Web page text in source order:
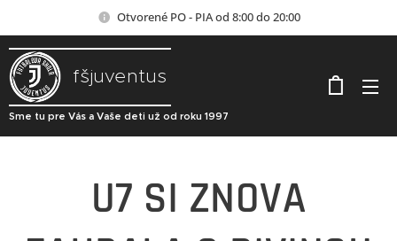
Otvorené PO - PIA od 8:00 do 20:00
fšjuventus
Sme tu pre Vás a Vaše deti už od roku 1997
U7 SI ZNOVA